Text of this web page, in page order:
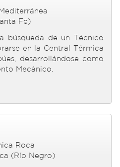
Fe)
búsqueda de un Técnico
en la Central Térmica
desarrollándose como
Mecánico.
Roca
(Río Negro)